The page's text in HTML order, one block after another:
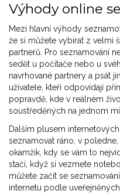
Výhody online
Mezi hlavní výhody
že si můžete vybírat z velmi
partnerů. Pro seznamování
sedět u počítače nebo u
navrhované partnery a psát
uživatele, kteří odpovídají
popravdě, kde v reálném
soustředěných na jednom
Dalším plusem
seznamovat ráno, v
okamžik, kdy se vám to
stačí, když si vezmete
můžete začít se
internetu podle